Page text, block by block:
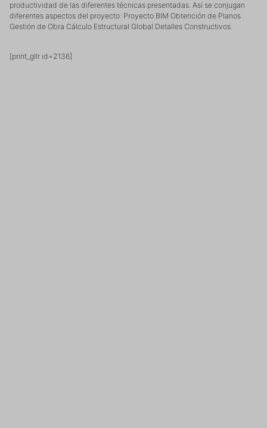
productividad de las diferentes técnicas presentadas. Así se conjugan
diferentes aspectos del proyecto: Proyecto BIM Obtención de Planos
Gestión de Obra Cálculo Estructural Global Detalles Constructivos.
[print_gllr id=2136]